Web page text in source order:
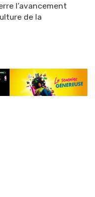
l’avancement
de la